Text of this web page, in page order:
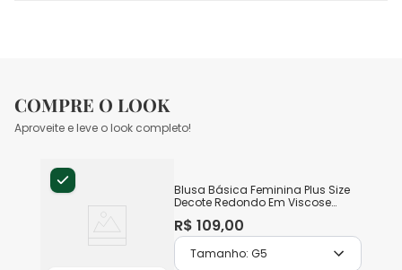
COMPRE O LOOK
Aproveite e leve o look completo!
Blusa Básica Feminina Plus Size
Decote Redondo Em Viscose
R$ 109,00
Tamanho:G5